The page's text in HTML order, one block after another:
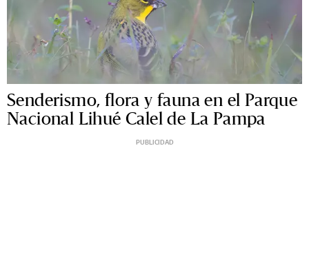
Senderismo, flora y fauna en el Parque
Nacional Lihué Calel de La Pampa